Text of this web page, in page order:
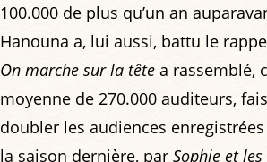
100.000 de plus qu’un an
Hanouna a, lui aussi, battu le
On marche sur la tête a rassemblé,
moyenne de 270.000 auditeurs,
doubler les audiences
la saison dernière, par Sophie et